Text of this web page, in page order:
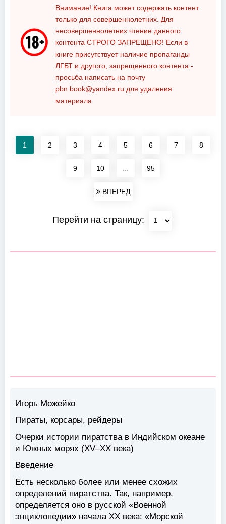
Внимание! Книга может содержать контент
только для совершеннолетних. Для
несовершеннолетних чтение данного
контента СТРОГО ЗАПРЕЩЕНО! Если в
книге присутствует наличие пропаганды
ЛГБТ и другого, запрещенного контента -
просьба написать на почту
pbn.book@yandex.ru для удаления
материала
1 2 3 4 5 6 7 8
9 10 95
ВПЕРЕД
Перейти на страницу:
Игорь Можейко
Пираты, корсары, рейдеры
Очерки истории пиратства в Индийском океане
и Южных морях (XV–XX века)
Введение
Есть несколько более или менее схожих
определений пиратства. Так, например,
определяется оно в русской «Военной
энциклопедии» начала XX века: «Морской